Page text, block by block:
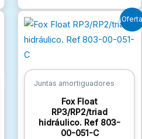
Juntas amortiguadores
Fox Float
RP3/RP2/triad
hidráulico. Ref 803-
00-051-C
precio
original
precio
actual